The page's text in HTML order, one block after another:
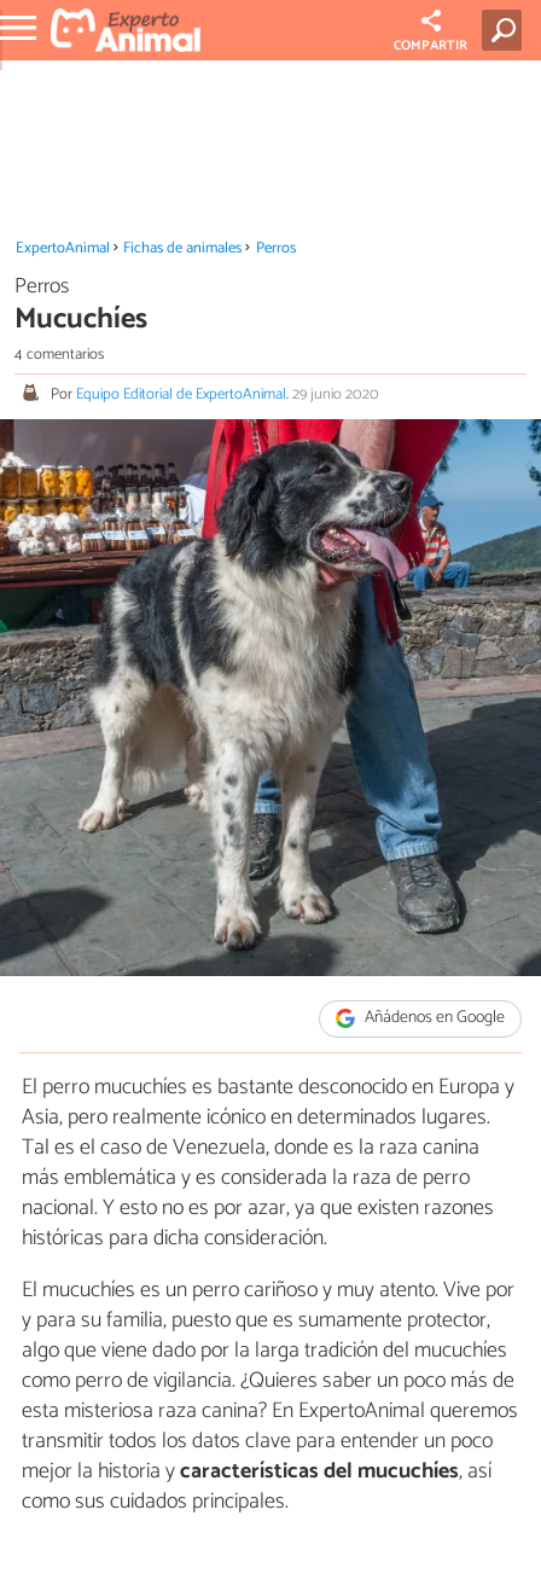
COMPARTIR
ExpertoAnimal Fichas de animales Perros
Perros
Mucuchíes
4 comentarios
PorEquipo Editorial de ExpertoAnimal.29 junio 2020
Añádenos en Google
El perro mucuchíes es bastante desconocido en Europa y
Asia, pero realmente icónico en determinados lugares.
Tal es el caso de Venezuela, donde es la raza canina
más emblemática y es considerada la raza de perro
nacional. Y esto no es por azar, ya que existen razones
históricas para dicha consideración.
El mucuchíes es un perro cariñoso y muy atento. Vive por
y para su familia, puesto que es sumamente protector,
algo que viene dado por la larga tradición del mucuchíes
como perro de vigilancia. ¿Quieres saber un poco más de
esta misteriosa raza canina? En ExpertoAnimal queremos
transmitir todos los datos clave para entender un poco
mejor la historia ycaracterísticas del mucuchíes, así
como sus cuidados principales.